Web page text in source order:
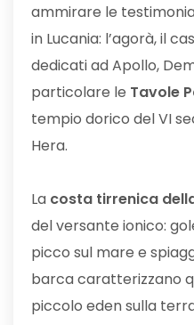
ammirare le
in Lucania: l’agorà, il
dedicati ad Apollo,
particolare le Tavole
tempio dorico del VI
Hera.
La costa tirrenica
del versante ionico:
picco sul mare e
barca caratterizzano
piccolo eden sulla